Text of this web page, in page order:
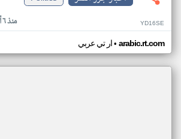
منذ ٦ أشهر YD16SE
ار تي عربي• arabic.rt.com